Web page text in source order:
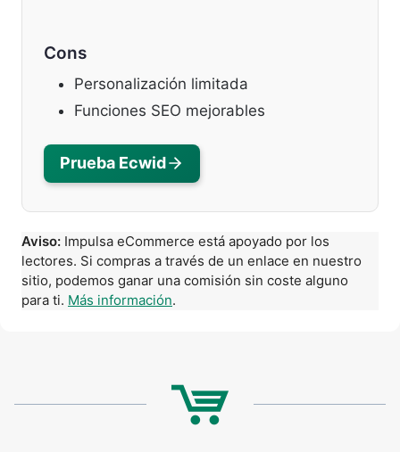
Cons
Personalización limitada
Funciones SEO mejorables
Prueba Ecwid
Aviso: Impulsa eCommerce está apoyado por los
lectores. Si compras a través de un enlace en nuestro
sitio, podemos ganar una comisión sin coste alguno
para ti. Más información.